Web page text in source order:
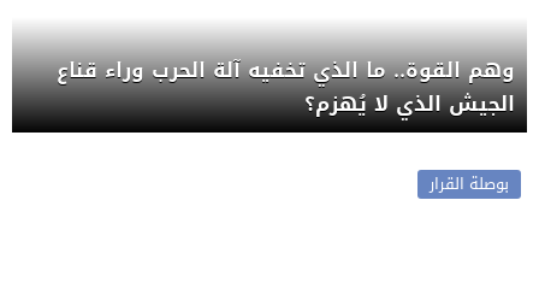
وهم القوة.. ما الذي تخفيه آلة الحرب وراء قناع
الجيش الذي لا يُهزم؟
بوصلة القرار